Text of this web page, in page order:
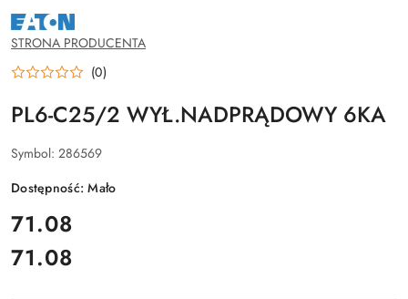
NAZWA
PRODUCENTA:
EATON
STRONA PRODUCENTA
(0)
PL6-C25/2 WYŁ.NADPRĄDOWY 6KA
Symbol: 286569
Dostępność:Mało
cena:
71.08
Cena:
71.08